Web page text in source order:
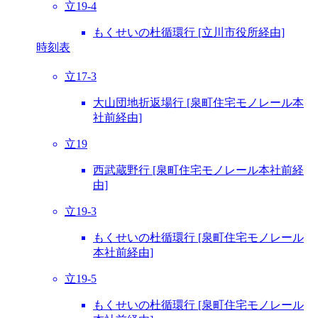
立19-4
もくせいの杜循環行 [立川市役所経由]
時刻表
立17-3
大山団地折返場行 [泉町住宅モノレール本
社前経由]
立19
西武蔵野行 [泉町住宅モノレール本社前経
由]
立19-3
もくせいの杜循環行 [泉町住宅モノレール
本社前経由]
立19-5
もくせいの杜循環行 [泉町住宅モノレール